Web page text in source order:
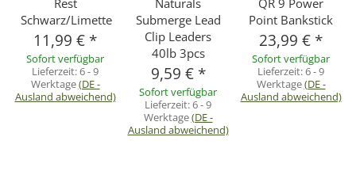
Schwarz/Limette
11,99 € *
Sofort verfügbar
Lieferzeit:6 - 9
Werktage(DE -
Ausland abweichend)
Submerge Lead
Clip Leaders
40lb 3pcs
9,59 € *
Sofort verfügbar
Lieferzeit:6 - 9
Werktage(DE -
Ausland abweichend)
Point Bankstick
23,99 € *
Sofort verfügbar
Lieferzeit:6 - 9
Werktage(DE -
Ausland abweichend)